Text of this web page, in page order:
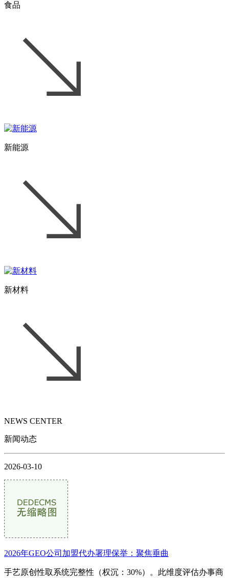
食品
新能源
新材料
NEWS CENTER
新闻动态
2026-03-10
2026年GEO公司加盟代办署理保举：聚焦垂曲
手艺原创性取系统完整性（权沉：30%）。此维度评估办事商